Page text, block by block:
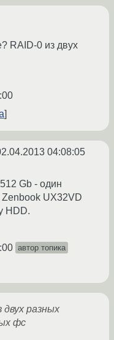
RAID-0 из двух
04:08:05
Gb - один
Zenbook UX32VD
HDD.
автор топика
разных
фс